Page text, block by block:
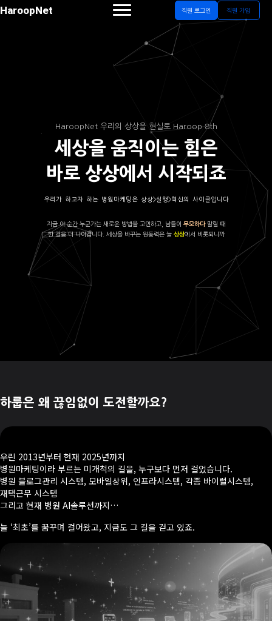
HaroopNet 직원 로그인 직원 가입
HaroopNet 우리의 상상을 현실로 Haroop 8th
세상을 움직이는 힘은
바로 상상에서 시작되죠
우리가 하고자 하는 병원마케팅은 상상>실행>혁신의 사이클입니다
지금 이 순간 누군가는 새로운 방법을 고민하고, 남들이 무모하다말릴 때
한 걸음 더 나아갑니다. 세상을 바꾸는 원동력은 늘 상상에서 비롯되니까
하룹은 왜 끊임없이 도전할까요?
우린 2013년부터 현재 2025년까지
병원마케팅이라 부르는 미개척의 길을, 누구보다 먼저 걸었습니다.
병원 블로그관리 시스템, 모바일상위, 인프라시스템, 각종 바이럴시스템,
재택근무 시스템
그리고 현재 병원 AI솔루션까지…
늘 ‘최초’를 꿈꾸며 걸어왔고, 지금도 그 길을 걷고 있죠.